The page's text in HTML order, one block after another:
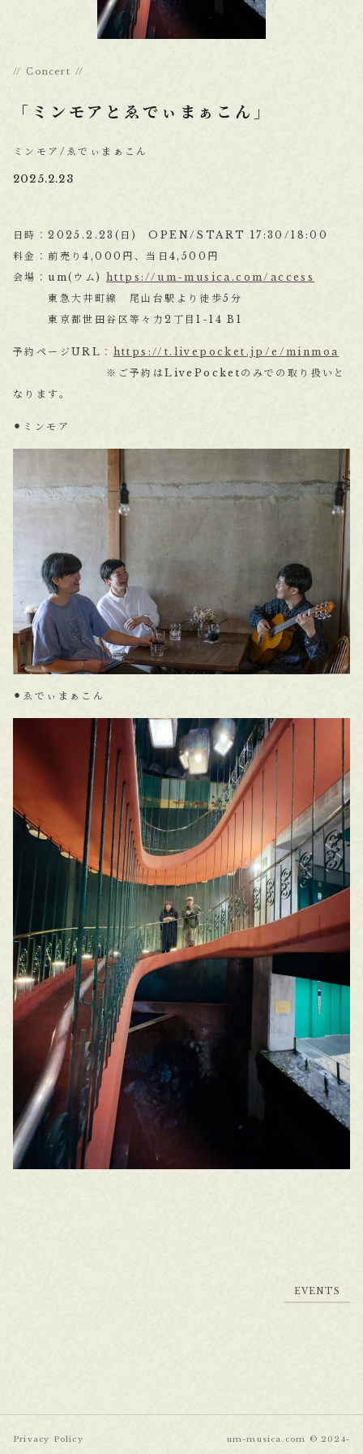
Concert
「ミンモアとゑでぃまぁこん」
ミンモア/ゑでぃまぁこん
2025.2.23
日時：2025.2.23(日) OPEN/START 17:30/18:00
料金：前売り4,000円、当日4,500円
会場：um(ウム) https://um-musica.com/access
東急大井町線 尾山台駅より徒歩5分
東京都世田谷区等々力2丁目1-14 B1
予約ページURL： https://t.livepocket.jp/e/minmoa
※ご予約はLivePocketのみでの取り扱いと
なります。
⚫︎ミンモア
⚫︎ゑでぃまぁこん
EVENTS
EVENTS
Privacy Policy um-musica.com © 2024-